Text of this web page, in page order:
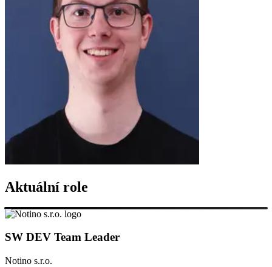
Aktuální role
SW DEV Team Leader
Notino s.r.o.